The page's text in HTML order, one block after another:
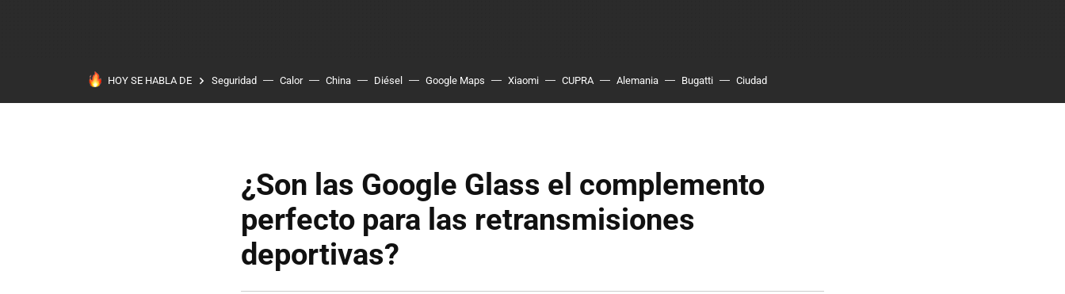
HOY SE HABLA DE Seguridad Calor China Diésel Google Maps Xiaomi CUPRA Alemania Bugatti Ciudad
¿Son las Google Glass el complemento
perfecto para las retransmisiones
deportivas?